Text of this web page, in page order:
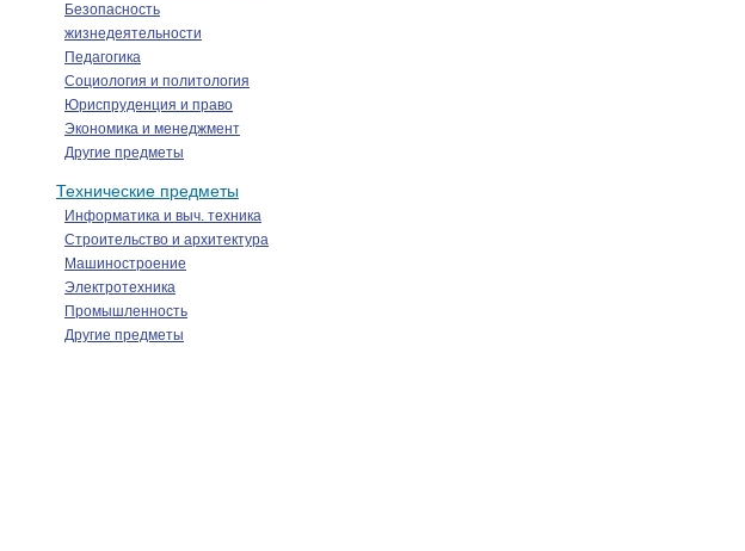
Безопасность
жизнедеятельности
Педагогика
Социология и политология
Юриспруденция и право
Экономика и менеджмент
Другие предметы
Технические предметы
Информатика и выч. техника
Строительство и архитектура
Машиностроение
Электротехника
Промышленность
Другие предметы